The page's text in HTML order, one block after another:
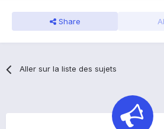
Share
Aller sur la liste des sujets